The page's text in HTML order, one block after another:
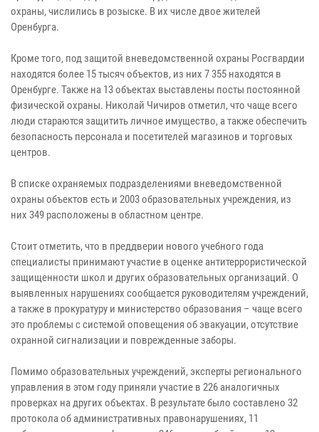
охраны, числились в розыске. В их числе двое жителей
Оренбурга.
Кроме того, под защитой вневедомственной охраны Росгвардии
находятся более 15 тысяч объектов, из них 7 355 находятся в
Оренбурге. Также на 13 объектах выставлены посты постоянной
физической охраны. Николай Чичиров отметил, что чаще всего
люди стараются защитить личное имущество, а также обеспечить
безопасность персонала и посетителей магазинов и торговых
центров.
В списке охраняемых подразделениями вневедомственной
охраны объектов есть и 2003 образовательных учреждения, из
них 349 расположены в областном центре.
Стоит отметить, что в преддверии нового учебного года
специалисты принимают участие в оценке антитеррористической
защищенности школ и других образовательных организаций. О
выявленных нарушениях сообщается руководителям учреждений,
а также в прокуратуру и министерство образования – чаще всего
это проблемы с системой оповещения об эвакуации, отсутствие
охранной сигнализации и поврежденные заборы.
Помимо образовательных учреждений, эксперты регионального
управления в этом году приняли участие в 226 аналогичных
проверках на других объектах. В результате было составлено 32
протокола об административных правонарушениях, 11